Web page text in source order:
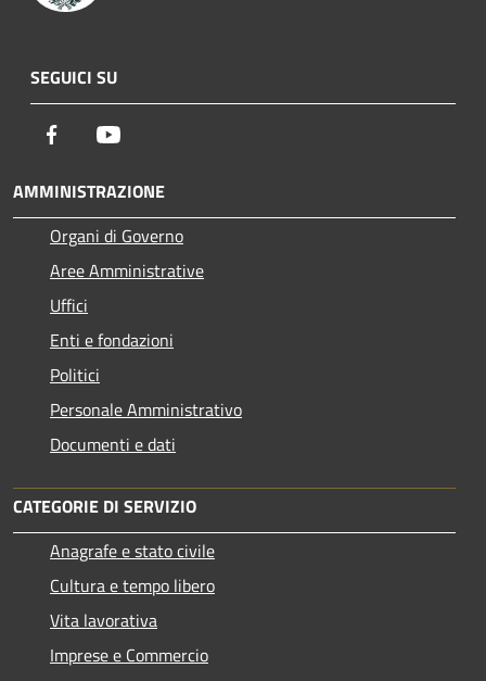
SEGUICI SU
Facebook
AMMINISTRAZIONE
Organi di Governo
Aree Amministrative
Uffici
Enti e fondazioni
Politici
Personale Amministrativo
Documenti e dati
CATEGORIE DI SERVIZIO
Anagrafe e stato civile
Cultura e tempo libero
Vita lavorativa
Imprese e Commercio